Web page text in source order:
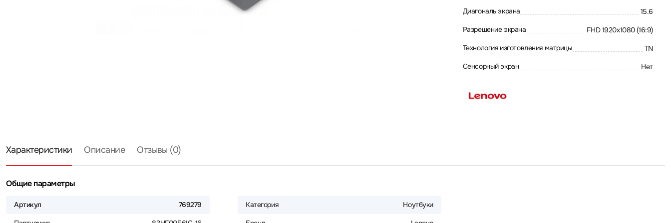
Диагональ экрана 15.6
Разрешение экрана FHD 1920x1080 (16:9)
Технология изготовления матрицы TN
Сенсорный экран Нет
Характеристики Описание Отзывы (0)
Общие параметры
Артикул 769279 Категория Ноутбуки